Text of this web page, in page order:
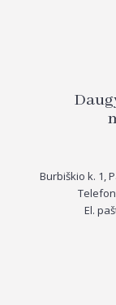
Burbiškio k. 1,
El.